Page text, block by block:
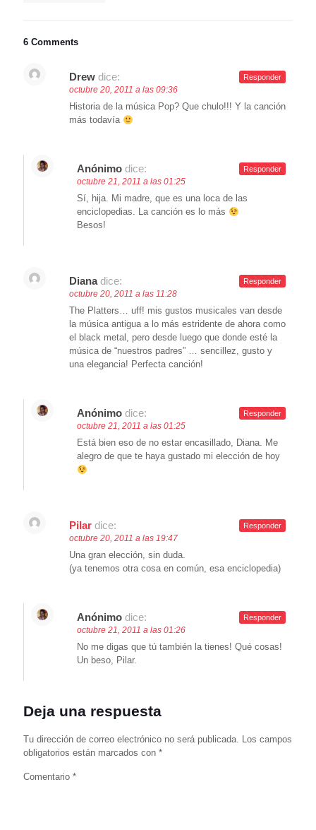
6 Comments
Drew dice:
octubre 20, 2011 a las 09:36
Historia de la música Pop? Que chulo!!! Y la canción
más todavía
Responder
Anónimo dice:
octubre 21, 2011 a las 01:25
Sí, hija. Mi madre, que es una loca de las
enciclopedias. La canción es lo más
Besos!
Responder
Diana dice:
octubre 20, 2011 a las 11:28
The Platters… uff! mis gustos musicales van desde
la música antigua a lo más estridente de ahora como
el black metal, pero desde luego que donde esté la
música de “nuestros padres” … sencillez, gusto y
una elegancia! Perfecta canción!
Responder
Anónimo dice:
octubre 21, 2011 a las 01:25
Está bien eso de no estar encasillado, Diana. Me
alegro de que te haya gustado mi elección de hoy
Responder
Pilar dice:
octubre 20, 2011 a las 19:47
Una gran elección, sin duda.
(ya tenemos otra cosa en común, esa enciclopedia)
Responder
Anónimo dice:
octubre 21, 2011 a las 01:26
No me digas que tú también la tienes! Qué cosas!
Un beso, Pilar.
Responder
Deja una respuesta
Tu dirección de correo electrónico no será publicada. Los campos
obligatorios están marcados con *
Comentario *